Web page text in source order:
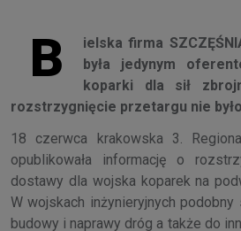
B
ielska firma
była jedynym
koparki dla sił
rozstrzygnięcie przetargu nie
18 czerwca krakowska 3.
opublikowała informację o
dostawy dla wojska koparek na
W wojskach inżynieryjnych
budowy i naprawy dróg a także do